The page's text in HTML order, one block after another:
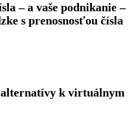
– a vaše podnikanie –
s prenosnosťou čísla
alternatívy k virtuálnym